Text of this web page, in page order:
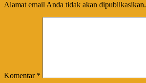
Alamat email Anda tidak akan dipublikasikan.
Komentar *